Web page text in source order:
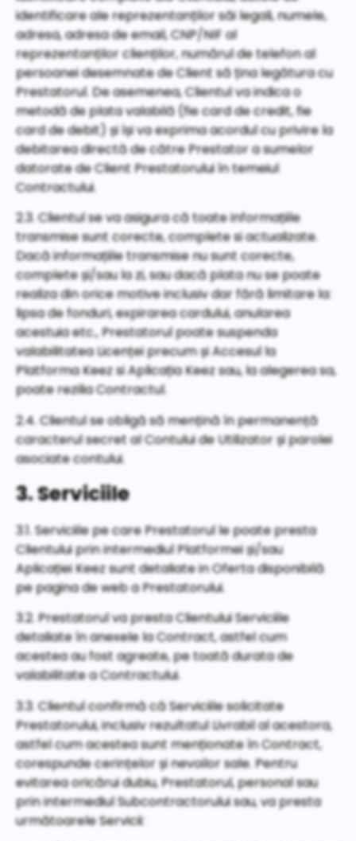
identificare ale reprezentanților săi legali, numele,
adresa, adresa de email, CNP/NIF al
reprezentanților clienților, numărul de telefon al
persoanei desemnate de Client să țina legătura cu
Prestatorul. De asemenea, Clientul va indica o
metodă de plata valabilă (fie card de credit, fie
card de debit) și își va exprima acordul cu privire la
debitarea directă de către Prestator a sumelor
datorate de Client Prestatorului în temeiul
Contractului.
2.3. Clientul se va asigura că toate informațiile
transmise sunt corecte, complete si actualizate.
Dacă informațiile transmise nu sunt corecte,
complete și/sau la zi, sau dacă plata nu se poate
realiza din orice motive inclusiv dar fără limitare la:
lipsa de fonduri, expirarea cardului, anularea
acestuia etc., Prestatorul poate suspenda
valabilitatea Licenței precum și Accesul la
Platforma Keez si Aplicația Keez sau, la alegerea sa,
poate rezilia Contractul.
2.4. Clientul se obligă să mențină în permanență
caracterul secret al Contului de Utilizator și parolei
asociate contului.
3. Serviciile
3.1. Serviciile pe care Prestatorul le poate presta
Clientului prin intermediul Platformei și/sau
Aplicației Keez sunt detaliate in Oferta disponibilă
pe pagina de web a Prestatorului.
3.2. Prestatorul va presta Clientului Serviciile
detaliate în anexele la Contract, astfel cum
acestea au fost agreate, pe toată durata de
valabilitate a Contractului.
3.3. Clientul confirmă că Serviciile solicitate
Prestatorului, inclusiv rezultatul Livrabil al acestora,
astfel cum acestea sunt menționate în Contract,
corespunde cerințelor și nevoilor sale. Pentru
evitarea oricărui dubiu, Prestatorul, personal sau
prin intermediul Subcontractorului sau, va presta
următoarele Servicii: